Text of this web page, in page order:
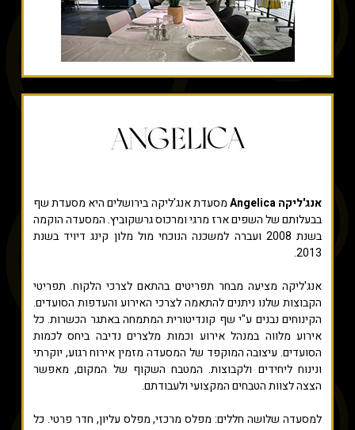
אנג'ליקה Angelica
מסעדת אנג'ליקה בירושלים היא מסעדת שף
בבעלותם של השפים ארז מרגי ומרכוס גרשקוביץ. המסעדה הוקמה
בשנת 2008 ועברה למשכנה הנוכחי מול מלון קינג דיויד בשנת
2013.
אנג'ליקה מציעה מבחר תפריטים בהתאם לצרכי הלקוח. תפריטי
הקבוצות שלנו ניתנים להתאמה לצרכי האירוע והעדפות הסועדים.
הקינוחים נבנים ע"י שף קונדיטורית המתמחה באתגר הכשרות. כל
אירוע מלווה במנהל אירוע וכמות מלצרים נדיבה ביחס לכמות
הסועדים. עיצובה המוקפד של המסעדה מזמין אירוח רגוע, יוקרתי
ונינוח ליחידים ולקבוצות. המטבח השקוף של המקום, מאפשר
הצצה לצוות הטבחים המקצועי ולעבודתם.
למסעדה שלושה חללים: מפלס מרכזי, מפלס עליון, חדר פרטי. כל